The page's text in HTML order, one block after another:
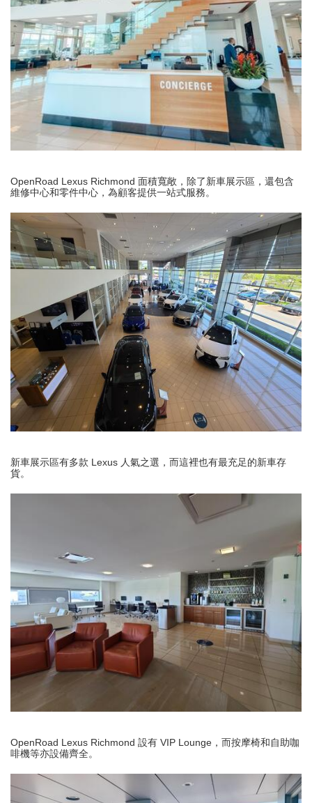
OpenRoad Lexus Richmond 面積寬敞，除了新車展示區，還包含
維修中心和零件中心，為顧客提供一站式服務。
新車展示區有多款 Lexus 人氣之選，而這裡也有最充足的新車存
貨。
OpenRoad Lexus Richmond 設有 VIP Lounge，而按摩椅和自助咖
啡機等亦設備齊全。